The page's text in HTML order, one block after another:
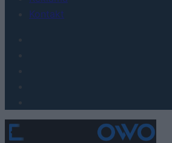
Kontakt